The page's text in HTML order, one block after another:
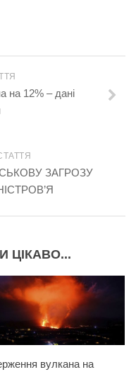
на 12% – дані
ЗАГРОЗУ
ЦІКАВО...
вулкана на